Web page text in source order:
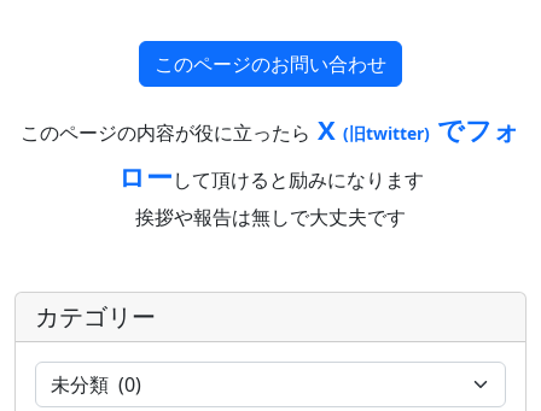
このページのお問い合わせ
このページの内容が役に立ったら X (旧twitter) でフォ
ローして頂けると励みになります
挨拶や報告は無しで大丈夫です
カテゴリー